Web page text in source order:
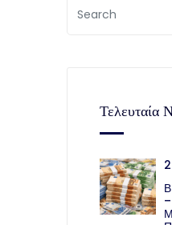
Τελευταία